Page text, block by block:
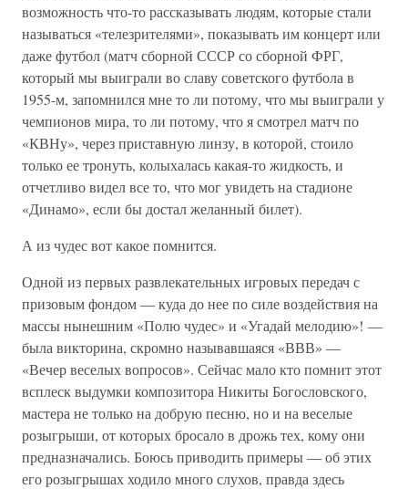
возможность что-то рассказывать людям, которые стали
называться «телезрителями», показывать им концерт или
даже футбол (матч сборной СССР со сборной ФРГ,
который мы выиграли во славу советского футбола в
1955-м, запомнился мне то ли потому, что мы выиграли у
чемпионов мира, то ли потому, что я смотрел матч по
«КВНу», через приставную линзу, в которой, стоило
только ее тронуть, колыхалась какая-то жидкость, и
отчетливо видел все то, что мог увидеть на стадионе
«Динамо», если бы достал желанный билет).
А из чудес вот какое помнится.
Одной из первых развлекательных игровых передач с
призовым фондом — куда до нее по силе воздействия на
массы нынешним «Полю чудес» и «Угадай мелодию»! —
была викторина, скромно называвшаяся «ВВВ» —
«Вечер веселых вопросов». Сейчас мало кто помнит этот
всплеск выдумки композитора Никиты Богословского,
мастера не только на добрую песню, но и на веселые
розыгрыши, от которых бросало в дрожь тех, кому они
предназначались. Боюсь приводить примеры — об этих
его розыгрышах ходило много слухов, правда здесь